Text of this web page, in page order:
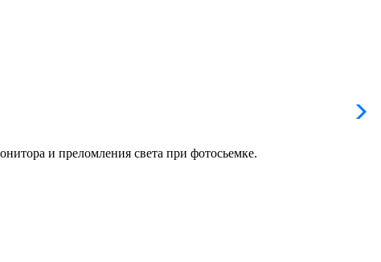
и преломления света при фотосьемке.